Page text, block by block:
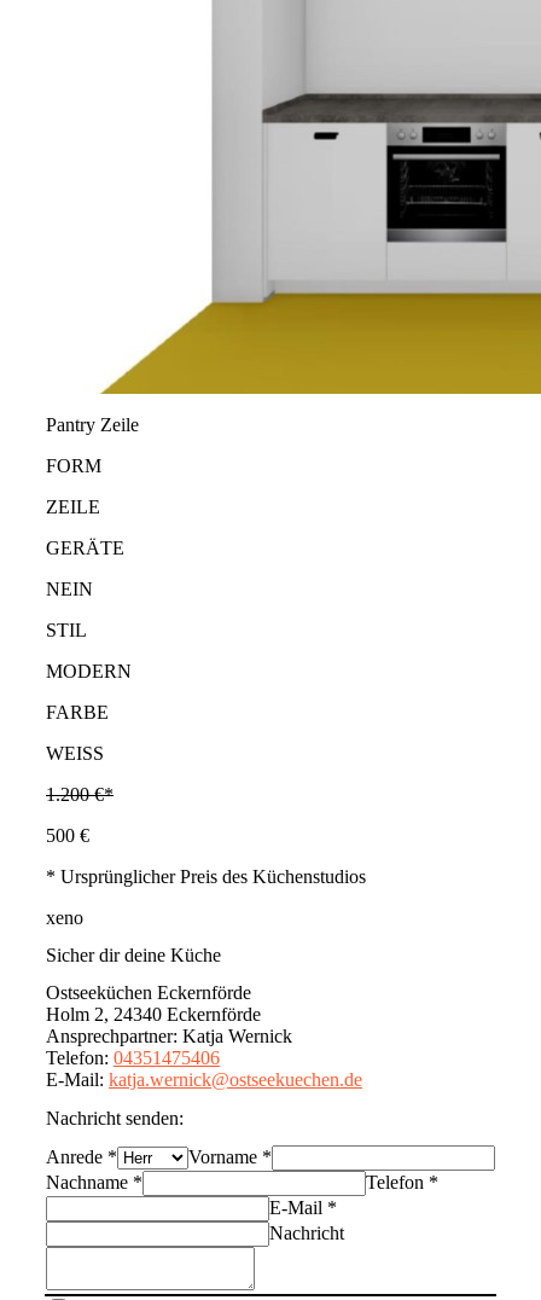
Pantry Zeile
FORM
ZEILE
GERÄTE
NEIN
STIL
MODERN
FARBE
WEISS
1.200 €*
500 €
* Ursprünglicher Preis des Küchenstudios
xeno
Sicher dir deine Küche
Ostseeküchen Eckernförde
Holm 2, 24340 Eckernförde
Ansprechpartner: Katja Wernick
Telefon: 04351475406
E-Mail: katja.wernick@ostseekuechen.de
Nachricht senden:
Anrede * Vorname *
Nachname * Telefon *
E-Mail *
Nachricht